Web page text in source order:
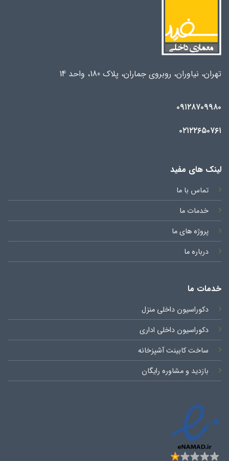
تهران، نیاوران، روبروی جماران، پلاک 180، واحد 14
۰۹۱۲۸۷۰۹۹۸۰
۰۲۱۲۲۶۵۰۷۶۱
لینک های مفید
تماس با ما
خدمات ما
پروژه های ما
درباره ما
خدمات ما
دکوراسیون داخلی منزل
دکوراسیون داخلی اداری
ساخت کابینت آشپزخانه
بازدید و مشاوره رایگان